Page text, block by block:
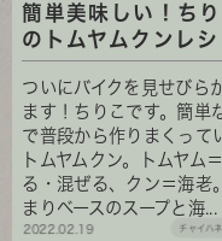
簡単美味しい！ちり
のトムヤムクンレシ
ついにバイクを見せびら
ます！ちりこです。簡単
で普段から作りまくって
トムヤムクン。トムヤム
る・混ぜる、クン＝海老
まりベースのスープと海...
2022.02.19 チャイハネ